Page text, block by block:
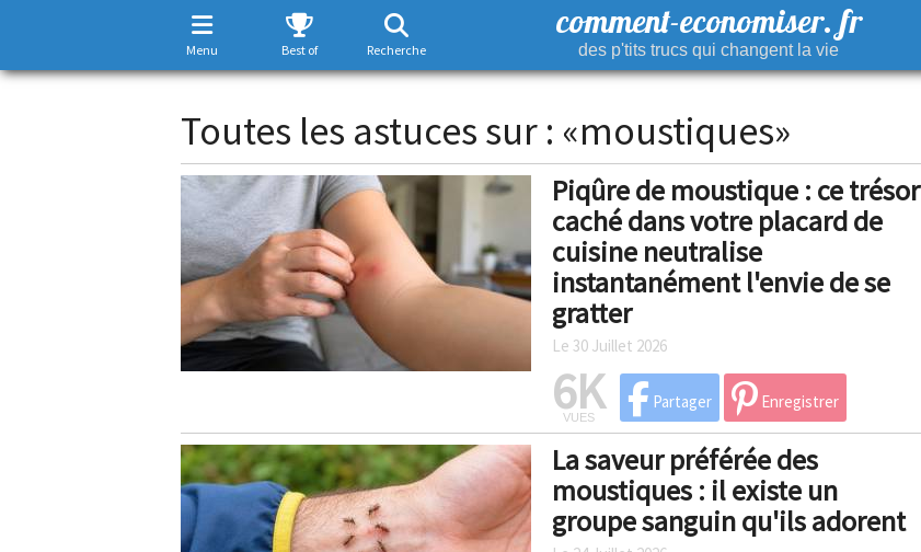
Menu Best of Recherche
comment-economiser. fr
des p'tits trucs qui changent la vie
Toutes les astuces sur : «moustiques»
Piqûre de moustique : ce trésor
caché dans votre placard de
cuisine neutralise
instantanément l'envie de se
gratter
Le 30 Juillet 2026
6K
VUES
Partager Enregistrer
La saveur préférée des
moustiques : il existe un
groupe sanguin qu'ils adorent